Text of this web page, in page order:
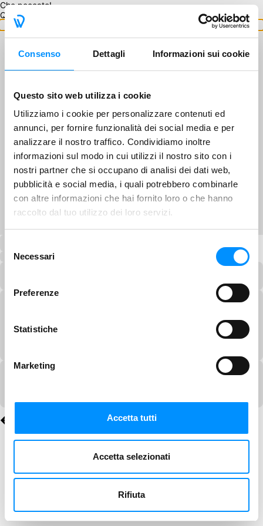
Consenso Dettagli Informazioni sui cookie
Questo sito web utilizza i cookie
Utilizziamo i cookie per personalizzare contenuti ed
annunci, per fornire funzionalità dei social media e per
analizzare il nostro traffico. Condividiamo inoltre
informazioni sul modo in cui utilizzi il nostro sito con i
nostri partner che si occupano di analisi dei dati web,
pubblicità e social media, i quali potrebbero combinarle
con altre informazioni che hai fornito loro o che hanno
raccolto dal tuo utilizzo dei loro servizi.
delNecessari
Preferenze
Statistiche
Marketing
Accetta tutti
Accetta selezionati
Rifiuta
Che peccato!
Questo GA non è disponibile.